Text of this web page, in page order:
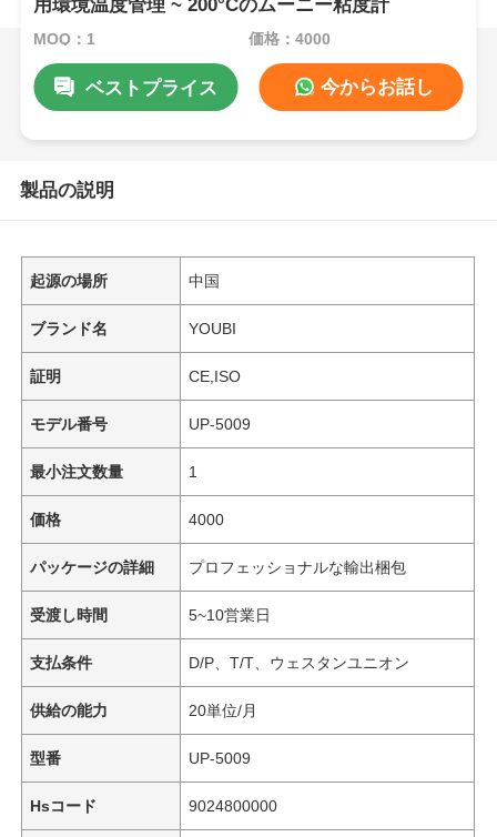
用環境温度管理 ~ 200°Cのムーニー粘度計
MOQ：1 価格：4000
ベストプライス 今からお話し
製品の説明
起源の場所 中国
ブランド名 YOUBI
証明 CE,ISO
モデル番号 UP-5009
最小注文数量 1
価格 4000
パッケージの詳細 プロフェッショナルな輸出梱包
受渡し時間 5~10営業日
支払条件 D/P、T/T、ウェスタンユニオン
供給の能力 20単位/月
型番 UP-5009
Hsコード 9024800000